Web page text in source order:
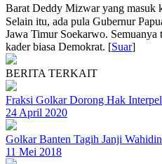
Barat Deddy Mizwar yang
Selain itu, ada pula Gubernur
Jawa Timur Soekarwo.
kader biasa Demokrat. [Suar]
BERITA TERKAIT
Fraksi Golkar Dorong Hak
24 April 2020
Golkar Banten Tagih Janji
11 Mei 2018